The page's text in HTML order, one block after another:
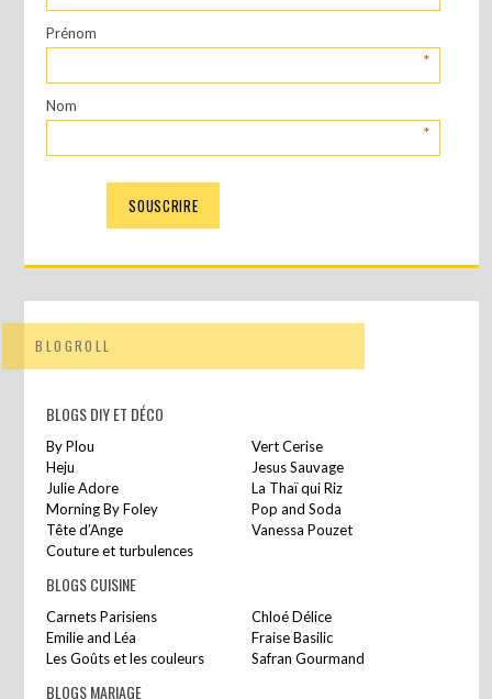
Prénom
*
Nom
*
BLOGROLL
BLOGS DIY ET DÉCO
By Plou
Vert Cerise
Heju
Jesus Sauvage
Julie Adore
La Thaï qui Riz
Morning By Foley
Pop and Soda
Tête d’Ange
Vanessa Pouzet
Couture et turbulences
BLOGS CUISINE
Carnets Parisiens
Chloé Délice
Emilie and Léa
Fraise Basilic
Les Goûts et les couleurs
Safran Gourmand
BLOGS MARIAGE